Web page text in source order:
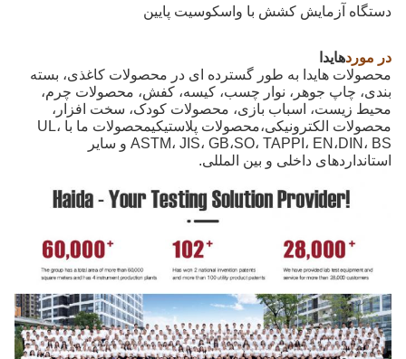
دستگاه آزمایش کشش با واسکوسیت پایین
در موردهايدا
محصولات هایدا به طور گسترده ای در محصولات کاغذی، بسته
بندی، چاپ جوهر، نوار چسب، کیسه، کفش، محصولات چرم،
محیط زیست، اسباب بازی، محصولات کودک، سخت افزار،
محصولات الکترونیکی،محصولات پلاستیکیمحصولات ما با UL،
ASTM، JIS، GB،SO، TAPPI، EN،DIN، BS و سایر
استانداردهای داخلی و بین المللی.